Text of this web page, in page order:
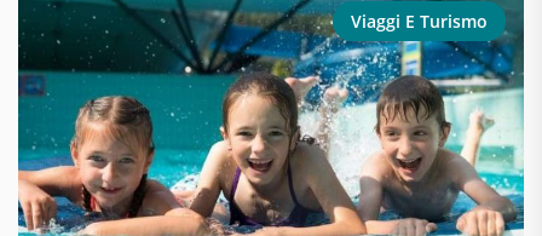
Viaggi E Turismo